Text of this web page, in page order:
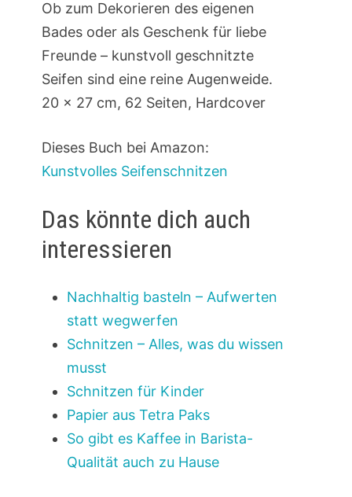
Ob zum Dekorieren des eigenen
Bades oder als Geschenk für liebe
Freunde – kunstvoll geschnitzte
Seifen sind eine reine Augenweide.
20 x 27 cm, 62 Seiten, Hardcover
Dieses Buch bei Amazon:
Kunstvolles Seifenschnitzen
Das könnte dich auch
interessieren
Nachhaltig basteln – Aufwerten
statt wegwerfen
Schnitzen – Alles, was du wissen
musst
Schnitzen für Kinder
Papier aus Tetra Paks
So gibt es Kaffee in Barista-
Qualität auch zu Hause